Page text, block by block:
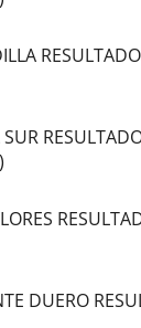
SUR
DUERO